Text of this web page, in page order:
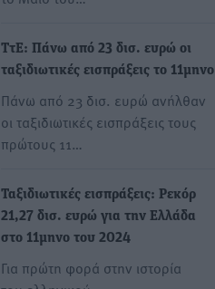
ΤτΕ: Πάνω από 23 δισ. ευρώ οι
ταξιδιωτικές εισπράξεις το 11μηνο
Πάνω από 23 δισ. ευρώ ανήλθαν
οι ταξιδιωτικές εισπράξεις τους
πρώτους 11…
Ταξιδιωτικές εισπράξεις: Ρεκόρ
21,27 δισ. ευρώ για την Ελλάδα
στο 11μηνο του 2024
Για πρώτη φορά στην ιστορία